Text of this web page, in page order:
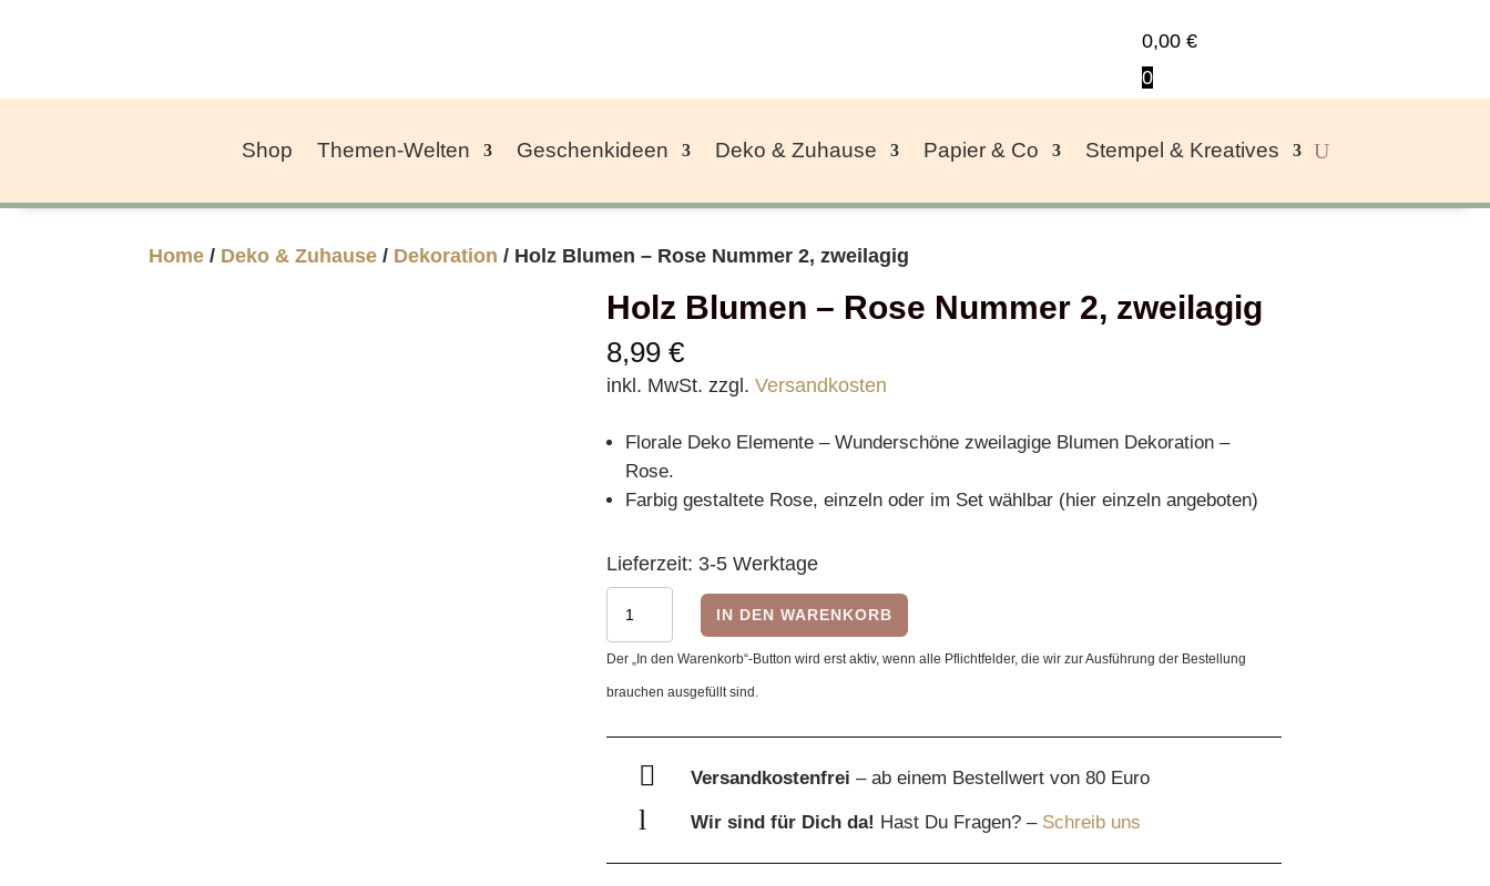
0,00€
0
Shop Themen-Welten Geschenkideen Deko & Zuhause Papier & Co Stempel & Kreatives
Home / Deko & Zuhause / Dekoration / Holz Blumen – Rose Nummer 2, zweilagig
Holz Blumen – Rose Nummer 2, zweilagig
8,99 €
inkl. MwSt. zzgl. Versandkosten
Florale Deko Elemente – Wunderschöne zweilagige Blumen Dekoration –
Rose.
Farbig gestaltete Rose, einzeln oder im Set wählbar (hier einzeln angeboten)
Lieferzeit: 3-5 Werktage
Blumen
-
Rose
Nummer
Menge
IN DEN WARENKORB
Der „In den Warenkorb“-Button wird erst aktiv, wenn alle Pflichtfelder, die wir zur Ausführung der Bestellung
brauchen ausgefüllt sind.
 Versandkostenfrei– ab einem Bestellwert von 80 Euro
l Wir sind für Dich da! Hast Du Fragen? – Schreib uns